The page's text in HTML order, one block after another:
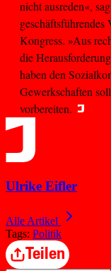
nicht ausreden«,
Kongress. »Aus
die
haben den
Gewerkschaften
vorbereiten.
Ulrike Eifler
Alle Artikel
Tags: Politik
Teilen